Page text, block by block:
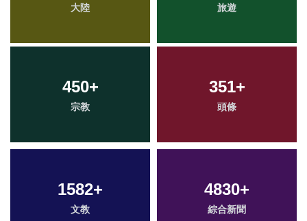
大陸 旅遊
450+
宗教
351+
頭條
1582+
文教
4830+
綜合新聞